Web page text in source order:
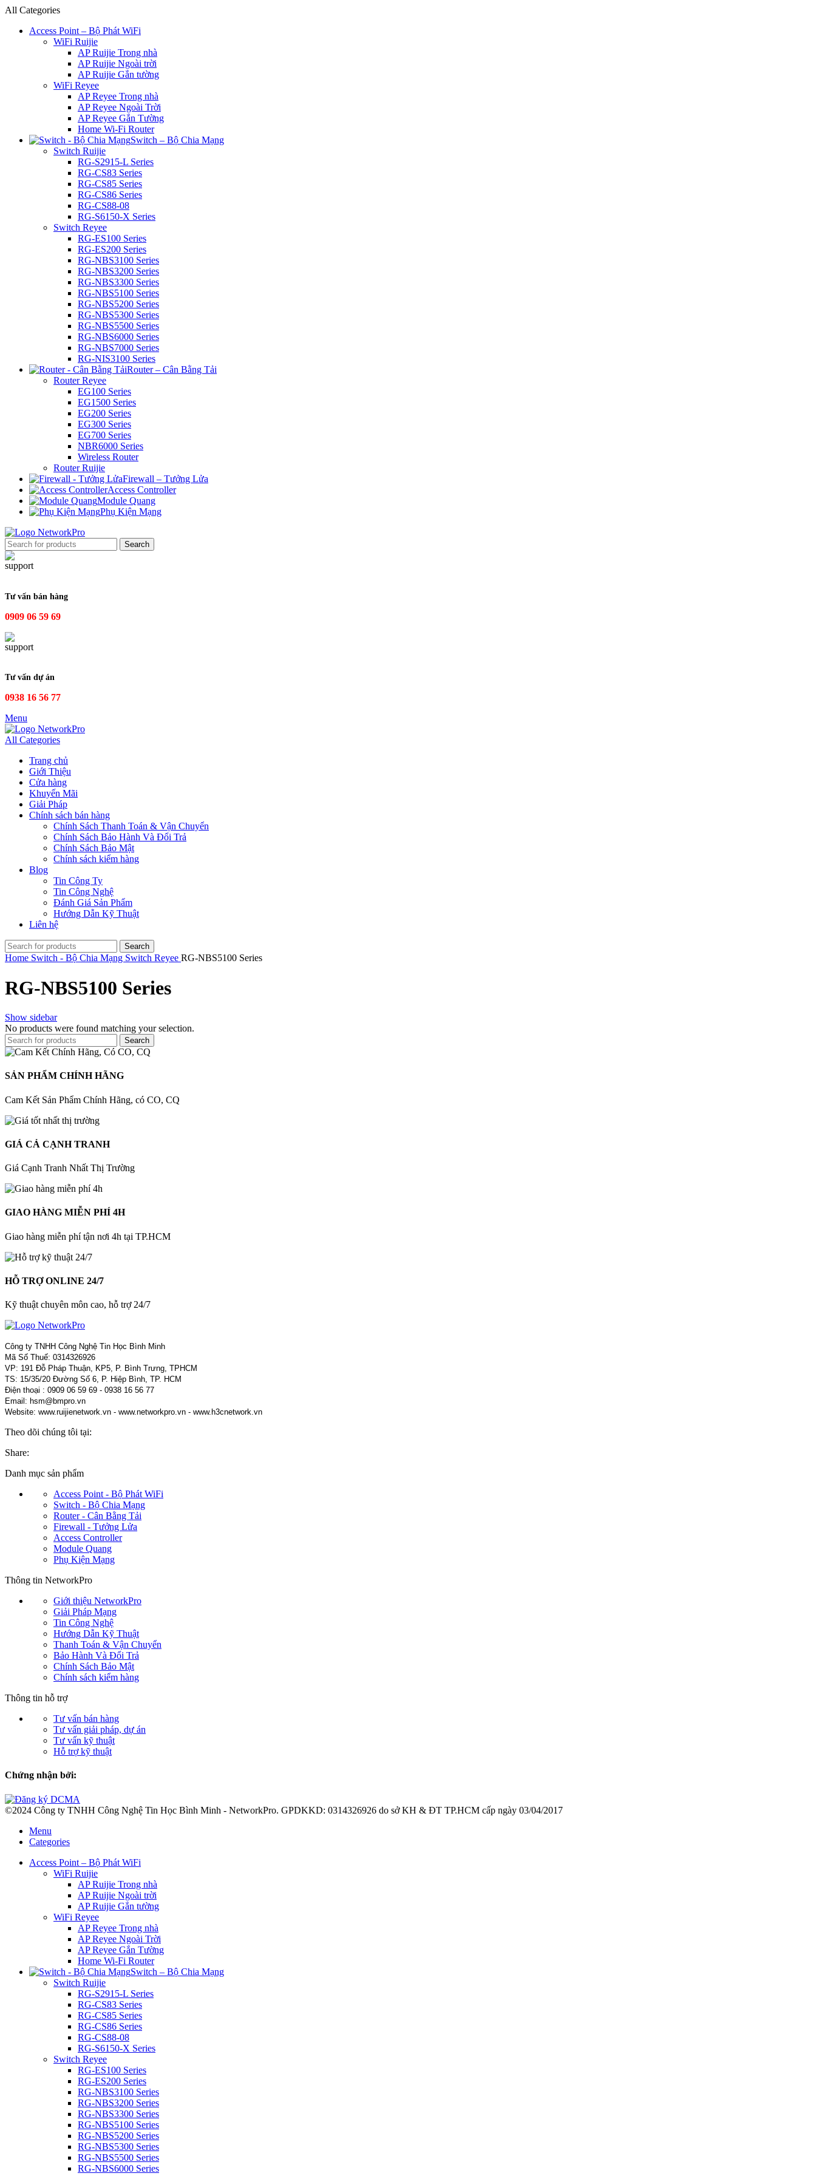
All Categories
Access Point – Bộ Phát WiFi
WiFi Ruijie
AP Ruijie Trong nhà
AP Ruijie Ngoài trời
AP Ruijie Gắn tường
WiFi Reyee
AP Reyee Trong nhà
AP Reyee Ngoài Trời
AP Reyee Gắn Tường
Home Wi-Fi Router
Switch – Bộ Chia Mạng
Switch Ruijie
RG-S2915-L Series
RG-CS83 Series
RG-CS85 Series
RG-CS86 Series
RG-CS88-08
RG-S6150-X Series
Switch Reyee
RG-ES100 Series
RG-ES200 Series
RG-NBS3100 Series
RG-NBS3200 Series
RG-NBS3300 Series
RG-NBS5100 Series
RG-NBS5200 Series
RG-NBS5300 Series
RG-NBS5500 Series
RG-NBS6000 Series
RG-NBS7000 Series
RG-NIS3100 Series
Router – Cân Bằng Tải
Router Reyee
EG100 Series
EG1500 Series
EG200 Series
EG300 Series
EG700 Series
NBR6000 Series
Wireless Router
Router Ruijie
Firewall – Tưởng Lửa
Access Controller
Module Quang
Phụ Kiện Mạng
Search
Tư vấn bán hàng
0909 06 59 69
Tư vấn dự án
0938 16 56 77
Menu
All Categories
Trang chủ
Giới Thiệu
Cửa hàng
Khuyến Mãi
Giải Pháp
Chính sách bán hàng
Chính Sách Thanh Toán & Vận Chuyển
Chính Sách Bảo Hành Và Đổi Trả
Chính Sách Bảo Mật
Chính sách kiểm hàng
Blog
Tin Công Ty
Tin Công Nghệ
Đánh Giá Sản Phẩm
Hướng Dẫn Kỹ Thuật
Liên hệ
Search
Home Switch - Bộ Chia Mạng Switch Reyee RG-NBS5100 Series
RG-NBS5100 Series
Show sidebar
No products were found matching your selection.
Search
SẢN PHẨM CHÍNH HÃNG
Cam Kết Sản Phẩm Chính Hãng, có CO, CQ
GIÁ CẢ CẠNH TRANH
Giá Cạnh Tranh Nhất Thị Trường
GIAO HÀNG MIỄN PHÍ 4H
Giao hàng miễn phí tận nơi 4h tại TP.HCM
HỖ TRỢ ONLINE 24/7
Kỹ thuật chuyên môn cao, hỗ trợ 24/7
Công ty TNHH Công Nghệ Tin Học Bình Minh
Mã Số Thuế: 0314326926
VP: 191 Đỗ Pháp Thuận, KP5, P. Bình Trưng, TPHCM
TS: 15/35/20 Đường Số 6, P. Hiệp Bình, TP. HCM
Điện thoại : 0909 06 59 69 - 0938 16 56 77
Email: hsm@bmpro.vn
Website: www.ruijienetwork.vn - www.networkpro.vn - www.h3cnetwork.vn
Theo dõi chúng tôi tại:
Share:
Danh mục sản phẩm
Access Point - Bộ Phát WiFi
Switch - Bộ Chia Mạng
Router - Cân Bằng Tải
Firewall - Tưởng Lửa
Access Controller
Module Quang
Phụ Kiện Mạng
Thông tin NetworkPro
Giới thiệu NetworkPro
Giải Pháp Mạng
Tin Công Nghệ
Hướng Dẫn Kỹ Thuật
Thanh Toán & Vận Chuyển
Bảo Hành Và Đổi Trả
Chính Sách Bảo Mật
Chính sách kiểm hàng
Thông tin hỗ trợ
Tư vấn bán hàng
Tư vấn giải pháp, dự án
Tư vấn kỹ thuật
Hỗ trợ kỹ thuật
Chứng nhận bởi:
©2024 Công ty TNHH Công Nghệ Tin Học Bình Minh - NetworkPro. GPDKKD: 0314326926 do sở KH & ĐT TP.HCM cấp ngày 03/04/2017
Menu
Categories
Access Point – Bộ Phát WiFi
WiFi Ruijie
AP Ruijie Trong nhà
AP Ruijie Ngoài trời
AP Ruijie Gắn tường
WiFi Reyee
AP Reyee Trong nhà
AP Reyee Ngoài Trời
AP Reyee Gắn Tường
Home Wi-Fi Router
Switch – Bộ Chia Mạng
Switch Ruijie
RG-S2915-L Series
RG-CS83 Series
RG-CS85 Series
RG-CS86 Series
RG-CS88-08
RG-S6150-X Series
Switch Reyee
RG-ES100 Series
RG-ES200 Series
RG-NBS3100 Series
RG-NBS3200 Series
RG-NBS3300 Series
RG-NBS5100 Series
RG-NBS5200 Series
RG-NBS5300 Series
RG-NBS5500 Series
RG-NBS6000 Series